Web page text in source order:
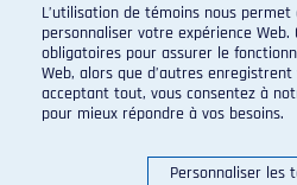
L’utilisation de témoins nous permet
personnaliser votre expérience
obligatoires pour assurer le
Web, alors que d’autres
acceptant tout, vous consentez à
pour mieux répondre à vos besoins.
Personnaliser les